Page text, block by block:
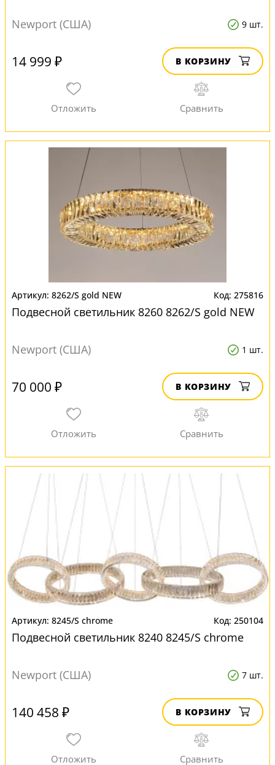
Newport (США) 9 шт.
14 999 ₽ В КОРЗИНУ
8262/S gold NEW 275816
Подвесной светильник 8260 8262/S gold NEW
Newport (США) 1 шт.
70 000 ₽ В КОРЗИНУ
8245/S chrome 250104
Подвесной светильник 8240 8245/S chrome
Newport (США) 7 шт.
140 458 ₽ В КОРЗИНУ